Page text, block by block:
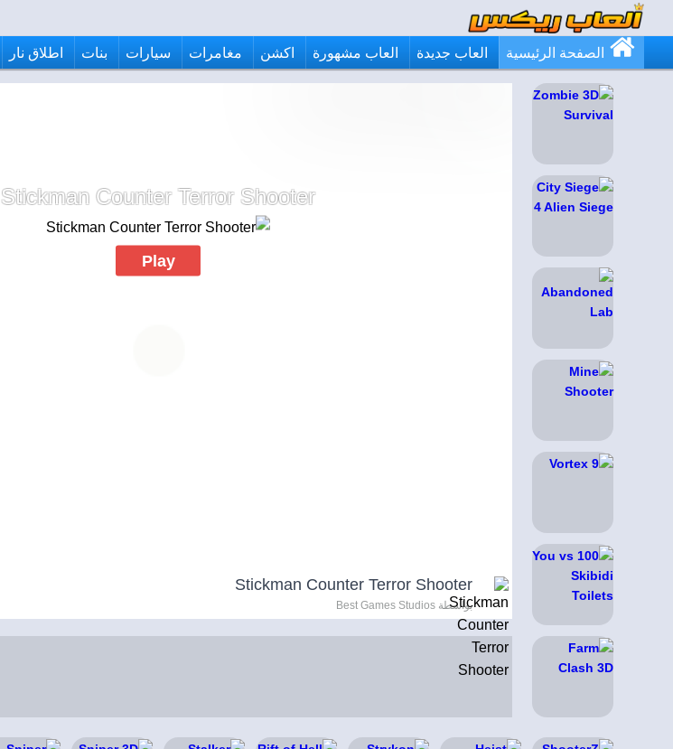
الصفحة الرئيسية العاب جديدة العاب مشهورة اكشن مغامرات سيارات بنات اطلاق نار
Stickman Counter Terror Shooter
Play
Stickman Counter Terror Shooter
بواسطة Best Games Studios